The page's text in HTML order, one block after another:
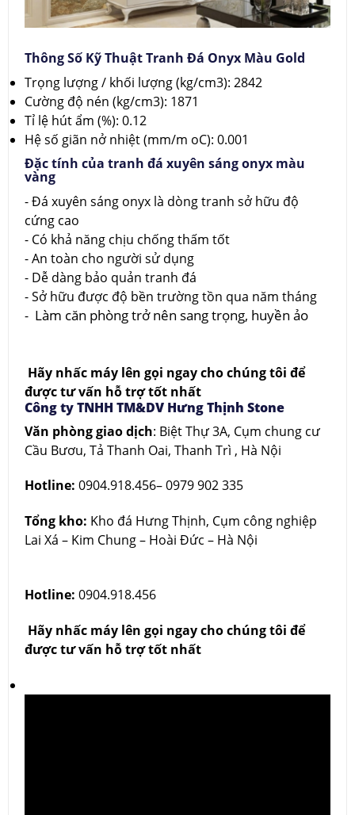
Thông Số Kỹ Thuật Tranh Đá Onyx Màu Gold
Trọng lượng / khối lượng (kg/cm3): 2842
Cường độ nén (kg/cm3): 1871
Tỉ lệ hút ẩm (%): 0.12
Hệ số giãn nở nhiệt (mm/m oC): 0.001
Đặc tính của tranh đá xuyên sáng onyx màu
vàng
- Đá xuyên sáng onyx là dòng tranh sở hữu độ
cứng cao
- Có khả năng chịu chống thấm tốt
- An toàn cho người sử dụng
- Dễ dàng bảo quản tranh đá
- Sở hữu được độ bền trường tồn qua năm tháng
- Làm căn phòng trở nên sang trọng, huyền ảo
Hãy nhấc máy lên gọi ngay cho chúng tôi để
được tư vấn hỗ trợ tốt nhất
Công ty TNHH TM&DV Hưng Thịnh Stone
Văn phòng giao dịch: Biệt Thự 3A, Cụm chung cư
Cầu Bươu, Tả Thanh Oai, Thanh Trì , Hà Nội
Hotline: 0904.918.456– 0979 902 335
Tổng kho: Kho đá Hưng Thịnh, Cụm công nghiệp
Lai Xá – Kim Chung – Hoài Đức – Hà Nội
Hotline: 0904.918.456
Hãy nhấc máy lên gọi ngay cho chúng tôi để
được tư vấn hỗ trợ tốt nhất